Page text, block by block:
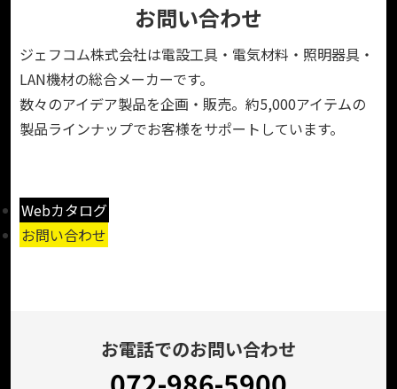
お問い合わせ
ジェフコム株式会社は電設工具・電気材料・照明器具・
LAN機材の総合メーカーです。
数々のアイデア製品を企画・販売。約5,000アイテムの
製品ラインナップでお客様をサポートしています。
Webカタログ
お問い合わせ
お電話でのお問い合わせ